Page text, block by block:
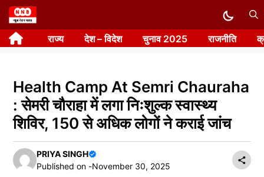
Skip
to
content राज्य देश – विदेश चुनाव 2025 राजनीति
Health Camp At Semri Chauraha
: सेमरी चौराहा में लगा निःशुल्क स्वास्थ्य
शिविर, 150 से अधिक लोगों ने कराई जांच
PRIYA SINGH
Published on -November 30, 2025